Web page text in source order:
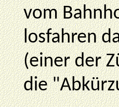
vom
losfahren
(einer der
die